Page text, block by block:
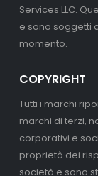
Services LLC.
e sono soggetti
momento.
COPYRIGHT
Tutti i marchi
marchi di terzi,
corporativi e
proprietà dei
società e sono